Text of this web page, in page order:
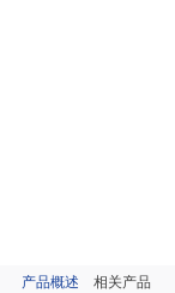
产品概述 相关产品